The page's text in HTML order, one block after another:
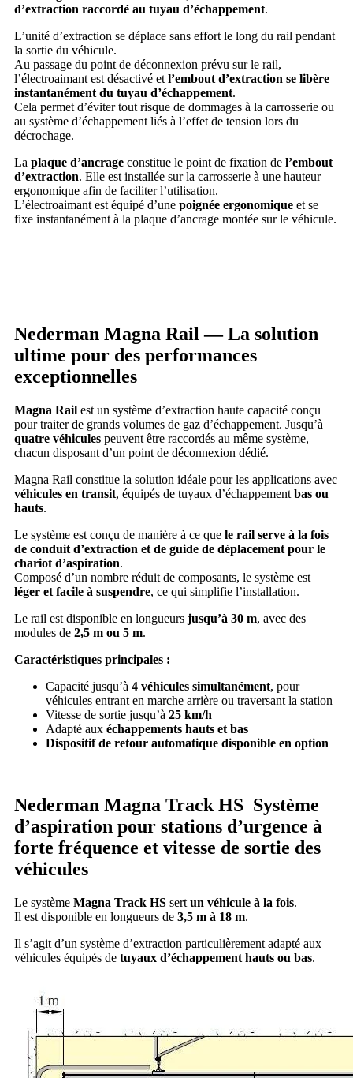
d’extraction raccordé au tuyau d’échappement.
L’unité d’extraction se déplace sans effort le long du rail pendant
la sortie du véhicule.
Au passage du point de déconnexion prévu sur le rail,
l’électroaimant est désactivé et l’embout d’extraction se libère
instantanément du tuyau d’échappement.
Cela permet d’éviter tout risque de dommages à la carrosserie ou
au système d’échappement liés à l’effet de tension lors du
décrochage.
La plaque d’ancrage constitue le point de fixation de l’embout
d’extraction. Elle est installée sur la carrosserie à une hauteur
ergonomique afin de faciliter l’utilisation.
L’électroaimant est équipé d’une poignée ergonomique et se
fixe instantanément à la plaque d’ancrage montée sur le véhicule.
Nederman Magna Rail — La solution
ultime pour des performances
exceptionnelles
Magna Rail est un système d’extraction haute capacité conçu
pour traiter de grands volumes de gaz d’échappement. Jusqu’à
quatre véhicules peuvent être raccordés au même système,
chacun disposant d’un point de déconnexion dédié.
Magna Rail constitue la solution idéale pour les applications avec
véhicules en transit, équipés de tuyaux d’échappement bas ou
hauts.
Le système est conçu de manière à ce que le rail serve à la fois
de conduit d’extraction et de guide de déplacement pour le
chariot d’aspiration.
Composé d’un nombre réduit de composants, le système est
léger et facile à suspendre, ce qui simplifie l’installation.
Le rail est disponible en longueurs jusqu’à 30 m, avec des
modules de 2,5 m ou 5 m.
Caractéristiques principales :
Capacité jusqu’à 4 véhicules simultanément, pour
véhicules entrant en marche arrière ou traversant la station
Vitesse de sortie jusqu’à 25 km/h
Adapté aux échappements hauts et bas
Dispositif de retour automatique disponible en option
Nederman Magna Track HS Système
d’aspiration pour stations d’urgence à
forte fréquence et vitesse de sortie des
véhicules
Le système Magna Track HS sert un véhicule à la fois.
Il est disponible en longueurs de 3,5 m à 18 m.
Il s’agit d’un système d’extraction particulièrement adapté aux
véhicules équipés de tuyaux d’échappement hauts ou bas.